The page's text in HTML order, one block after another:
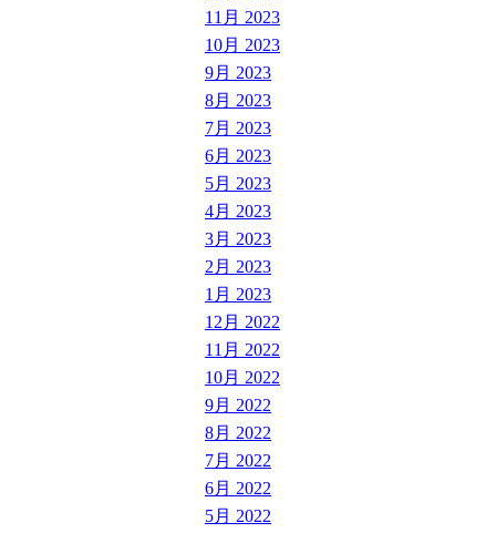
11月 2023
10月 2023
9月 2023
8月 2023
7月 2023
6月 2023
5月 2023
4月 2023
3月 2023
2月 2023
1月 2023
12月 2022
11月 2022
10月 2022
9月 2022
8月 2022
7月 2022
6月 2022
5月 2022